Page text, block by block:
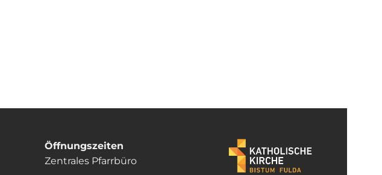
Öffnungszeiten
Zentrales Pfarrbüro